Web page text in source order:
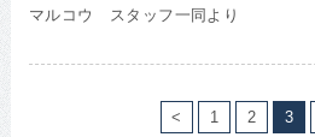
マルコウ スタッフ一同より
< 1 2 3